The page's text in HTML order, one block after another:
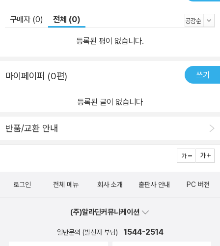
재정정책의 운용에 있어 자본유출입이 미치는 효과에 대하여 환기한
다. 특히 개방경제의 관점에서 재정정책 운용으로 인한 구축효과를
이 개별 기업에 미치는 영향의 식별(identification) 문제는 여전히
과관계에 대한 추가적인 연구는 후속 연구에서 지속하도록 한다.
구매자 (0) 전체 (0)
등록된 평이 없습니다.
마이페이퍼 (0편) 쓰기
등록된 글이 없습니다
반품/교환 안내
로그인 전체 메뉴 회사 소개 출판사 안내 PC 버전
(주)알라딘커뮤니케이션
일반문의 (발신자 부담) 1544-2514